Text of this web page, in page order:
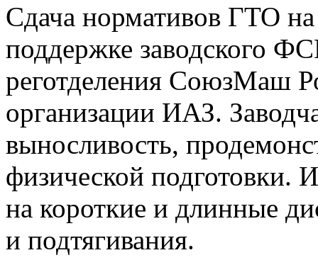
Сдача нормативов ГТО на
поддержке заводского
реготделения СоюзМаш
организации ИАЗ.
выносливость,
физической подготовки.
на короткие и длинные
и подтягивания.